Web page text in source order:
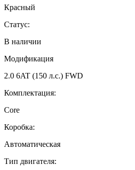
Красный
Статус:
В наличии
Модификация
2.0 6AT (150 л.с.) FWD
Комплектация:
Core
Коробка:
Автоматическая
Тип двигателя: